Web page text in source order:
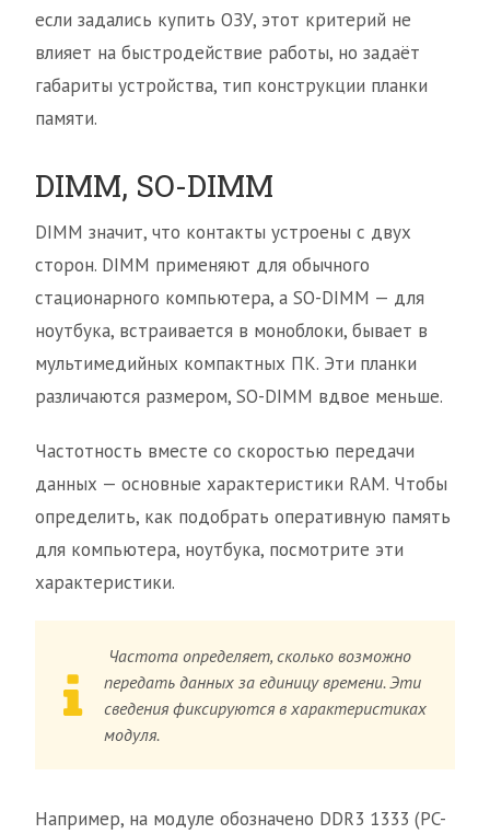
если задались купить ОЗУ, этот критерий не
влияет на быстродействие работы, но задаёт
габариты устройства, тип конструкции планки
памяти.
DIMM, SO-DIMM
DIMM значит, что контакты устроены с двух
сторон. DIMM применяют для обычного
стационарного компьютера, а SO-DIMM — для
ноутбука, встраивается в моноблоки, бывает в
мультимедийных компактных ПК. Эти планки
различаются размером, SO-DIMM вдвое меньше.
Частотность вместе со скоростью передачи
данных — основные характеристики RAM. Чтобы
определить, как подобрать оперативную память
для компьютера, ноутбука, посмотрите эти
характеристики.
Частота определяет, сколько возможно
передать данных за единицу времени. Эти
сведения фиксируются в характеристиках
модуля.
Например, на модуле обозначено DDR3 1333 (PC-